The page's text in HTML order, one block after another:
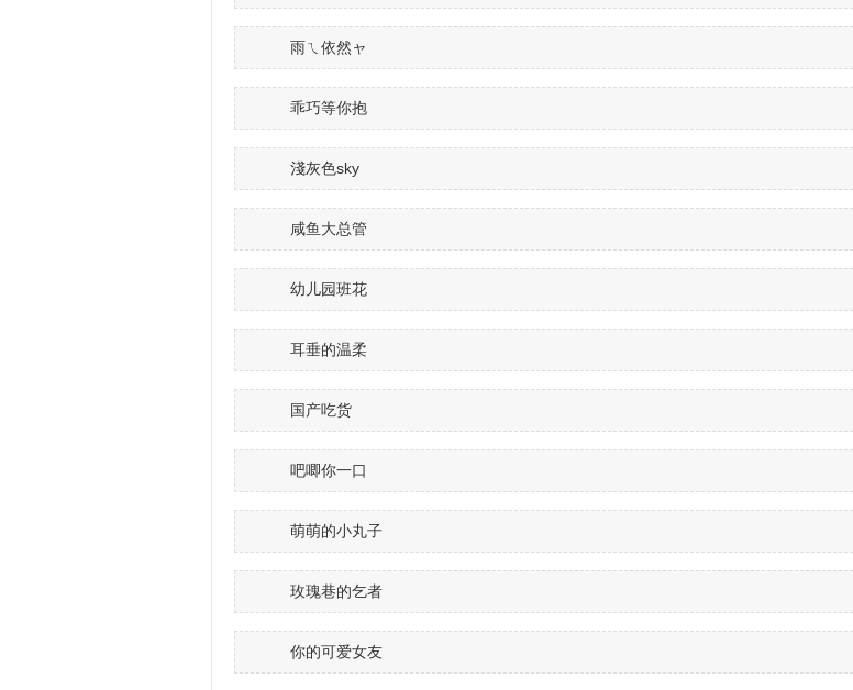
雨ㄟ依然ャ
乖巧等你抱
淺灰色sky
咸鱼大总管
幼儿园班花
耳垂的温柔
国产吃货
吧唧你一口
萌萌的小丸子
玫瑰巷的乞者
你的可爱女友